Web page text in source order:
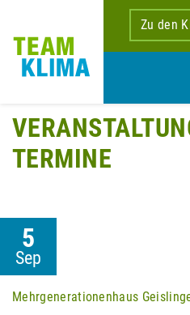
Zu den
TERMINE
5
Sep
Mehrgenerationenhaus